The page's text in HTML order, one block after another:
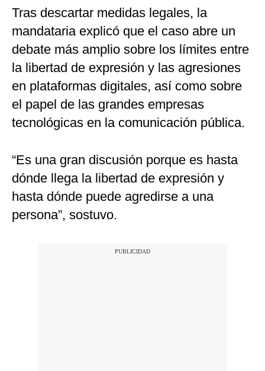
Tras descartar medidas legales, la
mandataria explicó que el caso abre un
debate más amplio sobre los límites entre
la libertad de expresión y las agresiones
en plataformas digitales, así como sobre
el papel de las grandes empresas
tecnológicas en la comunicación pública.
“Es una gran discusión porque es hasta
dónde llega la libertad de expresión y
hasta dónde puede agredirse a una
persona”, sostuvo.